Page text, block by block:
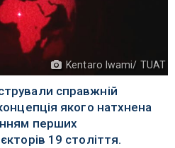
Kentaro Iwami/ TUAT
справжній
якого натхнена
перших
19 століття.